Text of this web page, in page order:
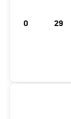
0 29